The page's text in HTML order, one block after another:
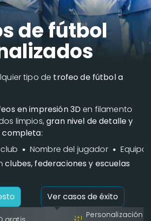
de fútbol
tipo de trofeo de fútbol a
en impresión 3Den filamento
limpios,gran nivel de detalle y
completa:
Nombre del jugador Equipo
clubes, federaciones y escuelas
Ver casos de éxito
Personalización